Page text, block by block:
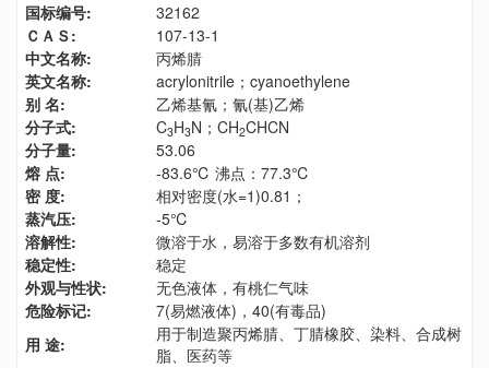
国标编号:
32162
ＣＡＳ:
107-13-1
中文名称:
丙烯腈
英文名称:
acrylonitrile；cyanoethylene
别 名:
乙烯基氰；氰(基)乙烯
分子式:
C3H3N；CH2CHCN
分子量:
53.06
熔 点:
-83.6℃ 沸点：77.3℃
密 度:
相对密度(水=1)0.81；
蒸汽压:
-5℃
溶解性:
微溶于水，易溶于多数有机溶剂
稳定性:
稳定
外观与性状:
无色液体，有桃仁气味
危险标记:
7(易燃液体)，40(有毒品)
用 途:
用于制造聚丙烯腈、丁腈橡胶、染料、合成树
脂、医药等